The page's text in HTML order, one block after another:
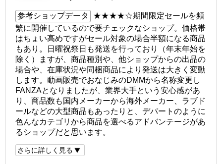
参考ショップデータ ★★★★☆期間限定セールを頻
繁に開催しているので要チェックなショップ。価格帯
はちょい高めですがセール対象の場合半額になる商品
もあり。日曜祝祭日も発送を行っており（年末年始を
除く）ますが、商品種別や、他ショップからの出品の
場合や、在庫状況や同梱商品により発送は大きく変動
します。動画販売でおなじみのDMMから名称変更し
FANZAとなりましたが、業界大手という安心感があ
り、商品数も国内メーカーから海外メーカー、ラブド
ールなどの大型商品もあったりと、デパートのように
色んなカテゴリから商品を選べるアドバンテージがあ
るショップだと思います。
さらに詳しく見る